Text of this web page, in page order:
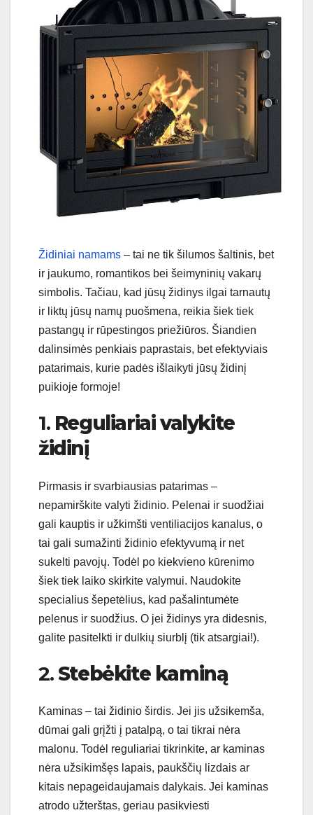
Židiniai namams – tai ne tik šilumos šaltinis, bet
ir jaukumo, romantikos bei šeimyninių vakarų
simbolis. Tačiau, kad jūsų židinys ilgai tarnautų
ir liktų jūsų namų puošmena, reikia šiek tiek
pastangų ir rūpestingos priežiūros. Šiandien
dalinsimės penkiais paprastais, bet efektyviais
patarimais, kurie padės išlaikyti jūsų židinį
puikioje formoje!
1. Reguliariai valykite
židinį
Pirmasis ir svarbiausias patarimas –
nepamirškite valyti židinio. Pelenai ir suodžiai
gali kauptis ir užkimšti ventiliacijos kanalus, o
tai gali sumažinti židinio efektyvumą ir net
sukelti pavojų. Todėl po kiekvieno kūrenimo
šiek tiek laiko skirkite valymui. Naudokite
specialius šepetėlius, kad pašalintumėte
pelenus ir suodžius. O jei židinys yra didesnis,
galite pasitelkti ir dulkių siurblį (tik atsargiai!).
2.Stebėkite kaminą
Kaminas – tai židinio širdis. Jei jis užsikemša,
dūmai gali grįžti į patalpą, o tai tikrai nėra
malonu. Todėl reguliariai tikrinkite, ar kaminas
nėra užsikimšęs lapais, paukščių lizdais ar
kitais nepageidaujamais dalykais. Jei kaminas
atrodo užterštas, geriau pasikviesti